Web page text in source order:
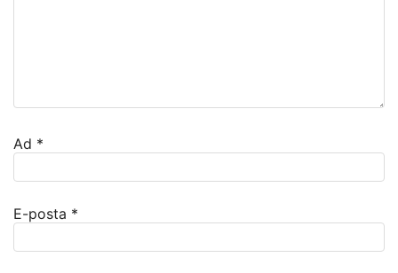
Ad *
E-posta *